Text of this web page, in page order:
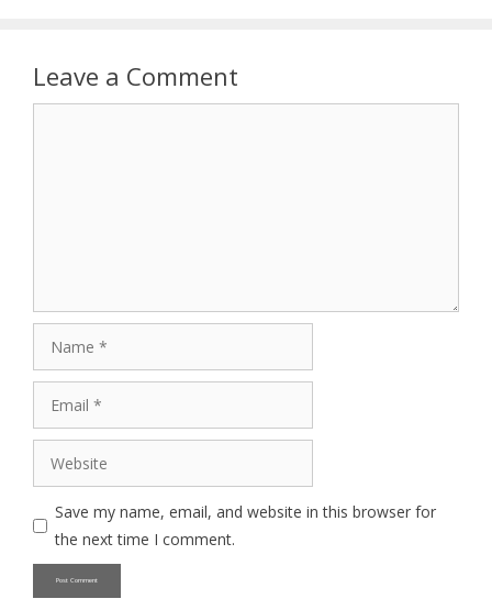
Leave a Comment
Website
Save my name, email, and website in this browser for
the next time I comment.